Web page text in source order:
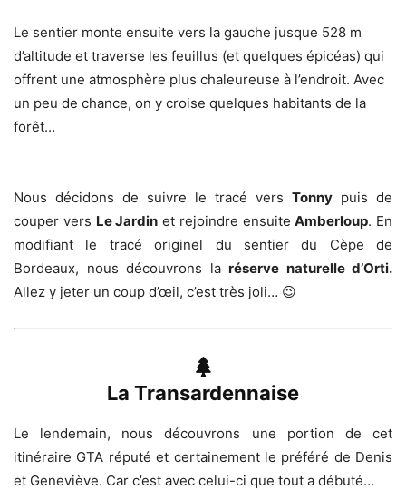
Le sentier monte ensuite vers la gauche jusque 528 m
d’altitude et traverse les feuillus (et quelques épicéas) qui
offrent une atmosphère plus chaleureuse à l’endroit. Avec
un peu de chance, on y croise quelques habitants de la
forêt…
Nous décidons de suivre le tracé vers Tonny puis de
couper vers Le Jardin et rejoindre ensuiteAmberloup. En
modifiant le tracé originel du sentier du Cèpe de
Bordeaux, nous découvrons la réserve naturelle d’Orti.
Allez y jeter un coup d’œil, c’est très joli… 😉
La Transardennaise
Le lendemain, nous découvrons une portion de cet
itinéraire GTA réputé et certainement le préféré de Denis
et Geneviève. Car c’est avec celui-ci que tout a débuté…